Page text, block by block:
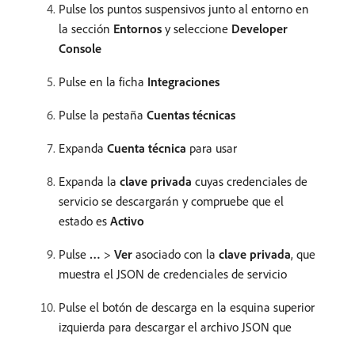
Pulse los puntos suspensivos junto al entorno en
la sección Entornos y seleccione Developer
Console
Pulse en la ficha Integraciones
Pulse la pestaña Cuentas técnicas
Expanda Cuenta técnica para usar
Expanda la clave privada cuyas credenciales de
servicio se descargarán y compruebe que el
estado es Activo
Pulse … > Ver asociado con la clave privada, que
muestra el JSON de credenciales de servicio
Pulse el botón de descarga en la esquina superior
izquierda para descargar el archivo JSON que